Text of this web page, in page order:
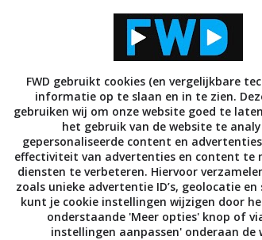
Ja
Ja (alleen SM-T285 en SM-T585)
Ja, 4.2 / Ja, 4,0
Nee
voor, 8 megapixel achter & 2 megapixel voor,
5 megapixel achter
FWD gebruikt cookies (en vergelijkbare
informatie op te slaan en in te zien.
gebruiken wij om onze website goed te
het gebruik van de website te
gepersonaliseerde content en
effectiviteit van advertenties en content te
diensten te verbeteren. Hiervoor
zoals unieke advertentie ID’s, geolocatie
kunt je cookie instellingen wijzigen door
onderstaande 'Meer opties' knop of
instellingen aanpassen' onderaan de